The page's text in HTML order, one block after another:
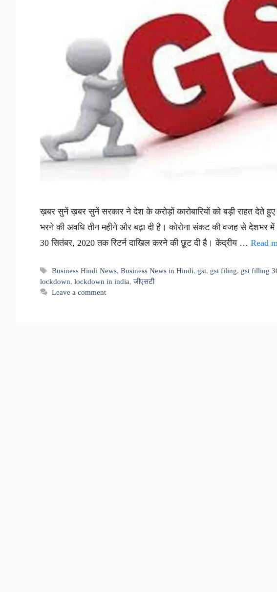
ख़बर सुनें ख़बर सुनें सरकार ने देश के करोड़ों कारोबारियों को बड़ी राहत देते हुए
भरने की अवधि तीन महीने और बढ़ा दी है। कोरोना संकट की वजह से देशभर
30 सितंबर, 2020 तक रिटर्न दाखिल करने की छूट दी है। केंद्रीय … Read
Tags
Business Hindi News,Business News in Hindi, gst, gst filing, gst filling
lockdown, lockdown in india,जीएसटी
Leave a comment